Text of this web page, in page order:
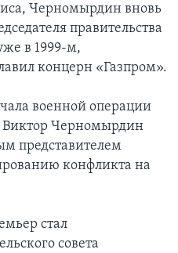
Черномырдин вновь
правительства
в 1999-м,
концерн «Газпром».
военной операции
Черномырдин
представителем
конфликта на
стал
совета